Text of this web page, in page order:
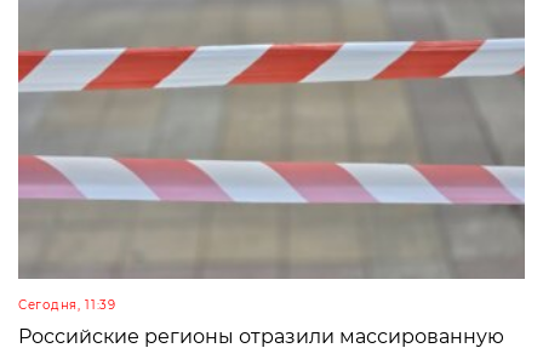
Сегодня, 11:39
Российские регионы отразили массированную